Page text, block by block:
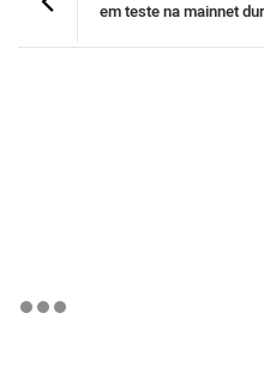
em teste na mainnet